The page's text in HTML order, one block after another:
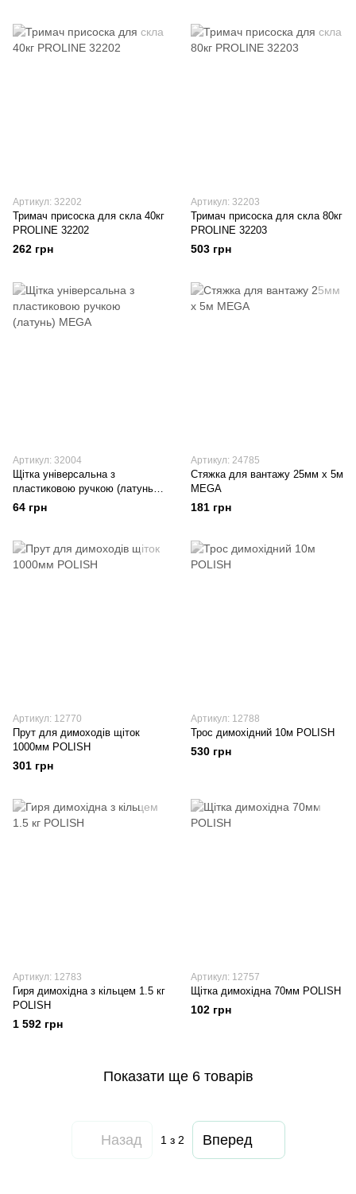
Артикул: 32202
Тримач присоска для скла 40кг
PROLINE 32202
262 грн
Артикул: 32203
Тримач присоска для скла 80кг
PROLINE 32203
503 грн
Артикул: 32004
Щітка універсальна з
пластиковою ручкою (латунь)
MEGA
64 грн
Артикул: 24785
Стяжка для вантажу 25мм х 5м
MEGA
181 грн
Артикул: 12770
Прут для димоходів щіток
1000мм POLISH
301 грн
Артикул: 12788
Трос димохідний 10м POLISH
530 грн
Артикул: 12783
Гиря димохідна з кільцем 1.5 кг
POLISH
1 592 грн
Артикул: 12757
Щітка димохідна 70мм POLISH
102 грн
Показати ще 6 товарів
Назад 1 з 2 Вперед